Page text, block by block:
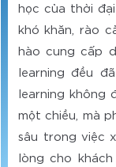
học của thời
khó khăn, rào
hào cung cấp
learning đều
learning không
một chiều, mà
sâu trong việc
lòng cho